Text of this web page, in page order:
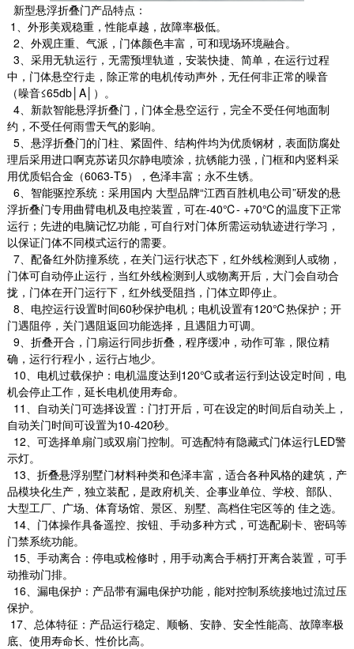
新型悬浮折叠门产品特点：
1、外形美观稳重，性能卓越，故障率极低。
2、外观庄重、气派，门体颜色丰富，可和现场环境融合。
3、采用无轨运行，无需预埋轨道，安装快捷、简单，在运行过程
中，门体悬空行走，除正常的电机传动声外，无任何非正常的噪音
（噪音≤65db│A│）。
4、新款智能悬浮折叠门，门体全悬空运行，完全不受任何地面制
约，不受任何雨雪天气的影响。
5、悬浮折叠门的门柱、紧固件、结构件均为优质钢材，表面防腐处
理后采用进口啊克苏诺贝尔静电喷涂，抗锈能力强，门框和内竖料采
用优质铝合金（6063-T5），色泽丰富；永不生锈。
6、智能驱控系统：采用国内 大型品牌“江西百胜机电公司”研发的悬
浮折叠门专用曲臂电机及电控装置，可在-40℃- +70℃的温度下正常
运行；先进的电脑记忆功能，可自行对门体所需运动轨迹进行学习，
以保证门体不同模式运行的需要。
7、配备红外防撞系统，在关门运行状态下，红外线检测到人或物，
门体可自动停止运行，当红外线检测到人或物离开后，大门会自动合
拢，门体在开门运行下，红外线受阻挡，门体立即停止。
8、电控运行设置时间60秒保护电机；电机设置有120℃热保护；开
门遇阻停，关门遇阻返回功能选择，且遇阻力可调。
9、折叠开合，门扇运行同步折叠，程序缓冲，动作可靠，限位精
确，运行行程小，运行占地少。
10、电机过载保护：电机温度达到120℃或者运行到达设定时间，电
机会停止工作，延长电机使用寿命。
11、自动关门可选择设置：门打开后，可在设定的时间后自动关上，
自动关门时间可设置为10-420秒。
12、可选择单扇门或双扇门控制。可选配特有隐藏式门体运行LED警
示灯。
13、折叠悬浮别墅门材料种类和色泽丰富，适合各种风格的建筑，产
品模块化生产，独立装配，是政府机关、企事业单位、学校、部队、
大型工厂、广场、体育场馆、景区、别墅、高档住宅区等的 佳之选。
14、门体操作具备遥控、按钮、手动多种方式，可选配刷卡、密码等
门禁系统功能。
15、手动离合：停电或检修时，用手动离合手柄打开离合装置，可手
动推动门排。
16、漏电保护：产品带有漏电保护功能，能对控制系统接地过流过压
保护。
17、总体特征：产品运行稳定、顺畅、安静、安全性能高、故障率极
底、使用寿命长、性价比高。